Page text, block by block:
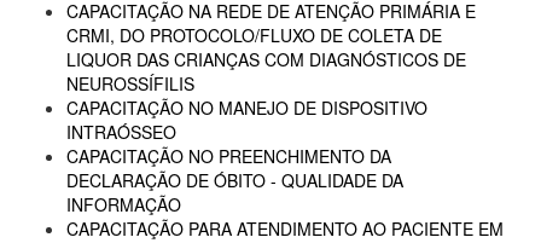
CAPACITAÇÃO NA REDE DE ATENÇÃO PRIMÁRIA E
CRMI, DO PROTOCOLO/FLUXO DE COLETA DE
LIQUOR DAS CRIANÇAS COM DIAGNÓSTICOS DE
NEUROSSÍFILIS
CAPACITAÇÃO NO MANEJO DE DISPOSITIVO
INTRAÓSSEO
CAPACITAÇÃO NO PREENCHIMENTO DA
DECLARAÇÃO DE ÓBITO - QUALIDADE DA
INFORMAÇÃO
CAPACITAÇÃO PARA ATENDIMENTO AO PACIENTE EM